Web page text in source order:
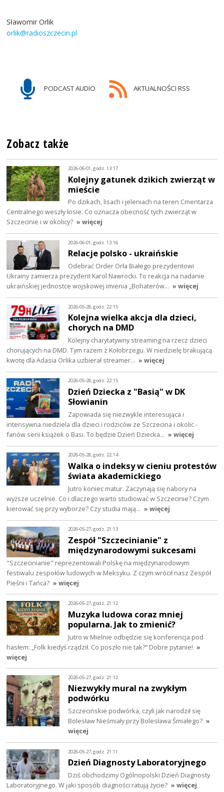
Sławomir Orlik
orlik@radioszczecin.pl
PODCAST AUDIO AKTUALNOŚCI RSS
Zobacz także
2026-06-01, godz. 13:17
Kolejny gatunek dzikich zwierząt w
mieście
Po dzikach, lisach i jeleniach na teren Cmentarza
Centralnego weszły łosie. Co oznacza obecność tych zwierząt w
Szczecinie i w okolicy? » więcej
2026-06-01, godz. 13:16
Relacje polsko - ukraińskie
Odebrać Order Orła Białego prezydentowi
Ukrainy zamierza prezydent Karol Nawrocki. To reakcja na nadanie
ukraińskiej jednostce wojskowej imienia „Bohaterów… » więcej
2026-05-28, godz. 22:15
Kolejna wielka akcja dla dzieci,
chorych na DMD
Kolejny charytatywny streaming na rzecz dzieci
chorujących na DMD. Tym razem z Kołobrzegu. W niedzielę brakującą
kwotę dla Adasia Orlika uzbierał streamer… » więcej
2026-05-28, godz. 22:15
Dzień Dziecka z "Basią" w DK
Słowianin
Zapowiada się niezwykle interesująca i
intensywna niedziela dla dzieci i rodziców ze Szczecina i okolic -
fanów serii książek o Basi. To będzie Dzień Dziecka… » więcej
2026-05-28, godz. 22:14
Walka o indeksy w cieniu protestów
świata akademickiego
Jutro koniec matur. Zaczynają się nabory na
wyższe uczelnie. Co i dlaczego warto studiować w Szczecinie? Czym
kierować się przy wyborze? Czy studia mają… » więcej
2026-05-27, godz. 21:13
Zespół "Szczecinianie" z
międzynarodowymi sukcesami
"Szczecinianie" reprezentowali Polskę na międzynarodowym
festiwalu zespołów ludowych w Meksyku. Z czym wrócił nasz Zespół
Pieśni i Tańca? » więcej
2026-05-27, godz. 21:12
Muzyka ludowa coraz mniej
popularna. Jak to zmienić?
Jutro w Mielnie odbędzie się konferencja pod
hasłem: „Folk kiedyś rządził. Co poszło nie tak?” Dobre pytanie! »
więcej
2026-05-27, godz. 21:12
Niezwykły mural na zwykłym
podwórku
Szczecińskie podwórka, czyli jak narodził się
Bolesław Nieśmiały przy Bolesława Śmiałego? »
więcej
2026-05-27, godz. 21:11
Dzień Diagnosty Laboratoryjnego
Dziś obchodzimy Ogólnopolski Dzień Diagnosty
Laboratoryjnego. W jaki sposób diagności ratują życie? » więcej